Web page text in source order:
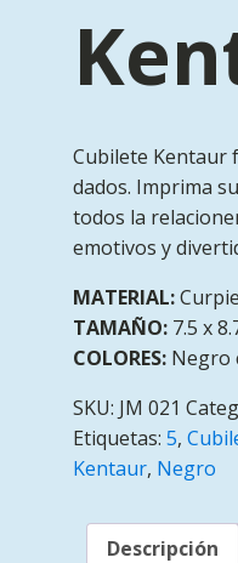
Cubilete Kentaur
dados. Imprima
todos la
emotivos y
MATERIAL:
TAMAÑO: 7.5 x
COLORES: Negro
SKU: JM 021
Etiquetas: 5,
Kentaur, Negro
Descripción